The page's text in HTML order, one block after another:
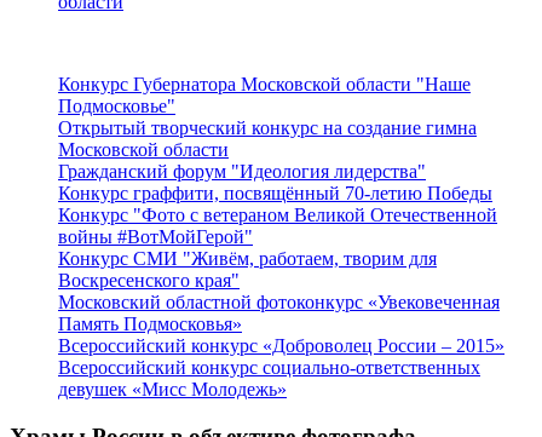
Конкурс Губернатора Московской области "Наше
Подмосковье"
Открытый творческий конкурс на создание гимна
Московской области
Гражданский форум "Идеология лидерства"
Конкурс граффити, посвящённый 70-летию Победы
Конкурс "Фото с ветераном Великой Отечественной
войны #ВотМойГерой"
Конкурс СМИ "Живём, работаем, творим для
Воскресенского края"
Московский областной фотоконкурс «Увековеченная
Память Подмосковья»
Всероссийский конкурс «Доброволец России – 2015»
Всероссийский конкурс социально-ответственных
девушек «Мисс Молодежь»